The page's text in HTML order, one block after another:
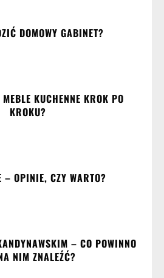
DOMOWY GABINET?
KUCHENNE KROK PO
KROKU?
– OPINIE, CZY WARTO?
– CO POWINNO
NIM ZNALEŹĆ?